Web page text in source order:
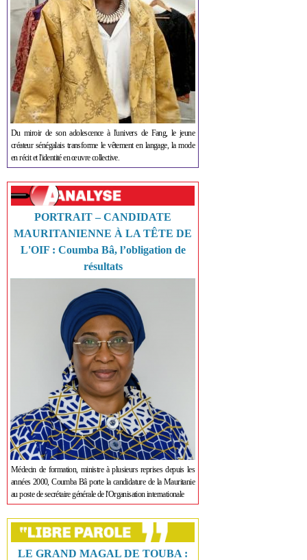
Du miroir de son adolescence à l'univers de Fang, le jeune
créateur sénégalais transforme le vêtement en langage, la mode
en récit et l'identité en œuvre collective.
PORTRAIT – CANDIDATE
MAURITANIENNE À LA TÊTE DE
L'OIF : Coumba Bâ, l’obligation de
résultats
Médecin de formation, ministre à plusieurs reprises depuis les
années 2000, Coumba Bâ porte la candidature de la Mauritanie
au poste de secrétaire générale de l'Organisation internationale
LE GRAND MAGAL DE TOUBA :